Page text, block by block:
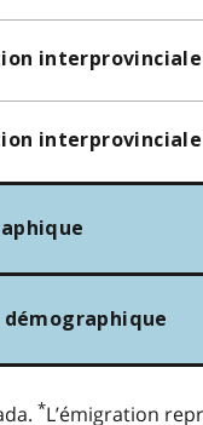
démographique
*L’émigration